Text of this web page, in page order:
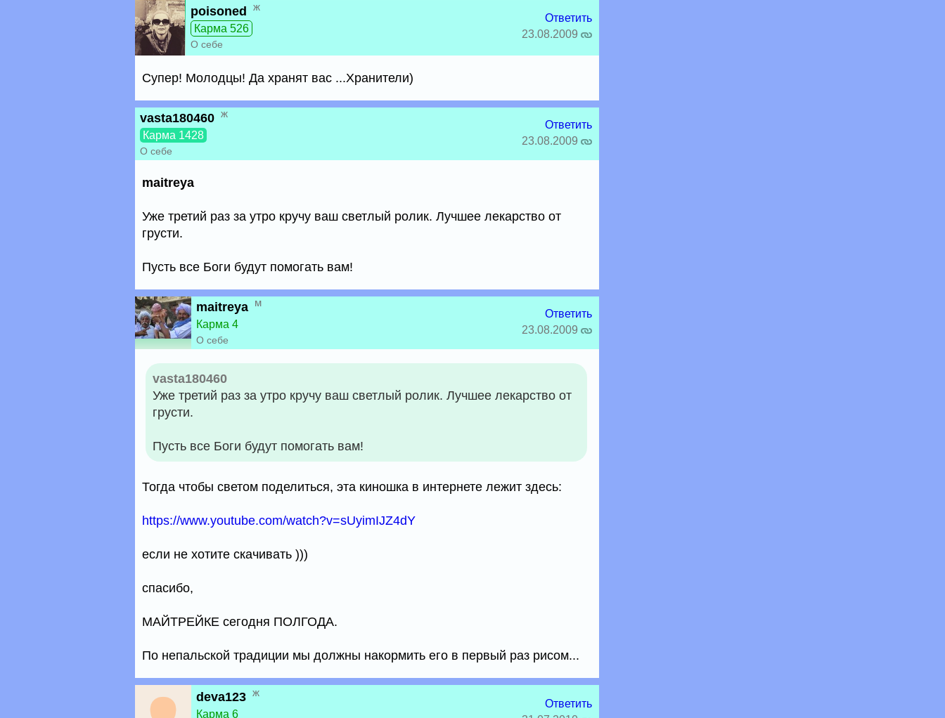
poisoned
ж
Карма 526
О себе
Ответить
23.08.2009
Супер! Молодцы! Да хранят вас ...Хранители)
vasta180460 ж
Карма 1428
О себе
Ответить
23.08.2009
maitreya
Уже третий раз за утро кручу ваш светлый ролик. Лучшее лекарство от
грусти.
Пусть все Боги будут помогать вам!
maitreya м
Карма 4
О себе
Ответить
23.08.2009
vasta180460
Уже третий раз за утро кручу ваш светлый ролик. Лучшее лекарство от
грусти.
Пусть все Боги будут помогать вам!
Тогда чтобы светом поделиться, эта киношка в интернете лежит здесь:
https://www.youtube.com/watch?v=sUyimIJZ4dY
если не хотите скачивать )))
спасибо,
МАЙТРЕЙКЕ сегодня ПОЛГОДА.
По непальской традиции мы должны накормить его в первый раз рисом...
deva123 ж
Карма 6
Ответить